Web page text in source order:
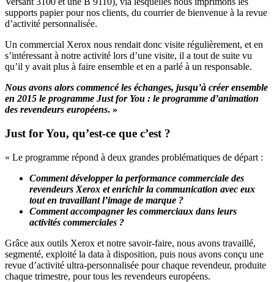
supports papier pour nos clients, du courrier de bienvenue à la revue
d’activité personnalisée.
Un commercial Xerox nous rendait donc visite régulièrement, et en
s’intéressant à notre activité lors d’une visite, il a tout de suite vu
qu’il y avait plus à faire ensemble et en a parlé à un responsable.
Nous avons alors commencé les échanges, jusqu’à créer ensemble
en 2015 le programme Just for You : le programme d’animation
des revendeurs européens. »
Just for You, qu’est-ce que c’est ?
« Le programme répond à deux grandes problématiques de départ :
Comment développer la performance commerciale des
revendeurs Xerox et enrichir la communication avec eux
tout en travaillant l’image de marque ?
Comment accompagner les commerciaux dans leurs
activités commerciales ?
Grâce aux outils Xerox et notre savoir-faire, nous avons travaillé,
segmenté, exploité la data à disposition, puis nous avons conçu une
revue d’activité ultra-personnalisée pour chaque revendeur, produite
chaque trimestre, pour tous les revendeurs européens.